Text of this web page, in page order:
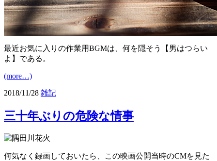
最近お気に入りの作業用BGMは、何を隠そう【男はつらい
よ】である。
(more…)
2018/11/28 雑記
三十年ぶりの危険な情事
何気なく録画しておいたら、この映画公開当時のCMを見た